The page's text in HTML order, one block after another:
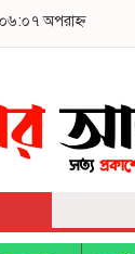
অপরাহ্ন